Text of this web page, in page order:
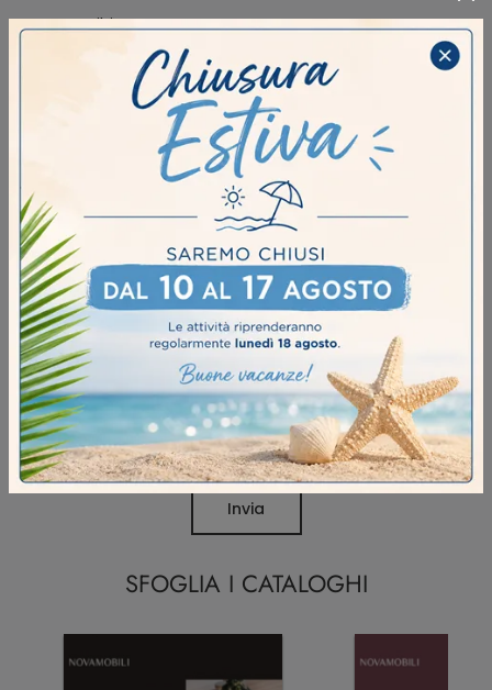
SFOGLIA I CATALOGHI
Ho preso visione dellaPrivacy Policy
Invia